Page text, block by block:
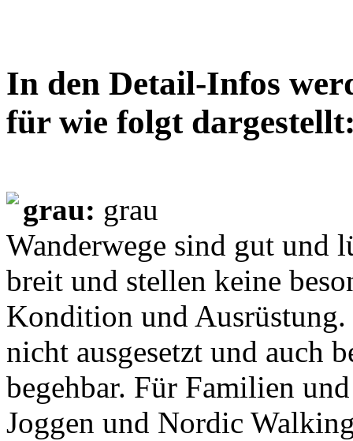
In den Detail-Infos
für wie folgt
grau: grau
Wanderwege sind gut und
breit und stellen keine
Kondition und
nicht ausgesetzt und auch
begehbar. Für Familien
Joggen und Nordic